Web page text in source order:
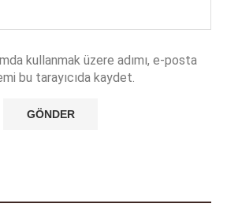
kullanmak üzere adımı, e-posta
bu tarayıcıda kaydet.